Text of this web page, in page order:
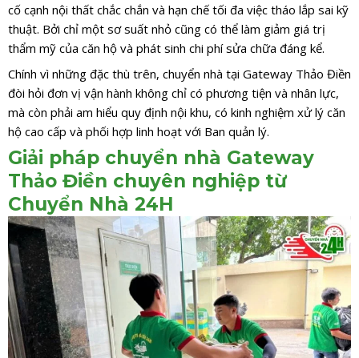
cố cạnh nội thất chắc chắn và hạn chế tối đa việc tháo lắp sai kỹ
thuật. Bởi chỉ một sơ suất nhỏ cũng có thể làm giảm giá trị
thẩm mỹ của căn hộ và phát sinh chi phí sửa chữa đáng kể.
Chính vì những đặc thù trên, chuyển nhà tại Gateway Thảo Điền
đòi hỏi đơn vị vận hành không chỉ có phương tiện và nhân lực,
mà còn phải am hiểu quy định nội khu, có kinh nghiệm xử lý căn
hộ cao cấp và phối hợp linh hoạt với Ban quản lý.
Giải pháp chuyển nhà Gateway
Thảo Điền chuyên nghiệp từ
Chuyển Nhà 24H